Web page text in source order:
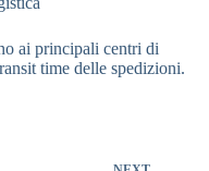
ai principali centri di
time delle spedizioni.